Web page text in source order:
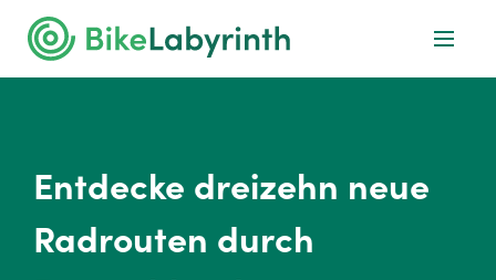
Entdecke dreizehn neue
Radrouten durch